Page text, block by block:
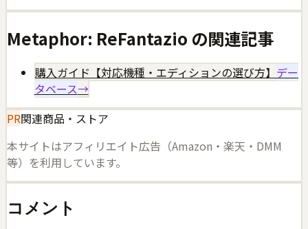
Metaphor: ReFantazio の関連記事
購入ガイド【対応機種・エディションの選び方】 デー
タベース→
PR関連商品・ストア
本サイトはアフィリエイト広告（Amazon・楽天・DMM
等）を利用しています。
コメント